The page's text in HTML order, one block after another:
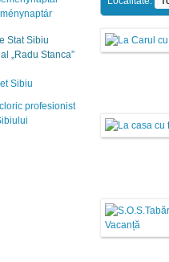
Stat Sibiu
„Radu Stanca”
Sibiu
profesionist